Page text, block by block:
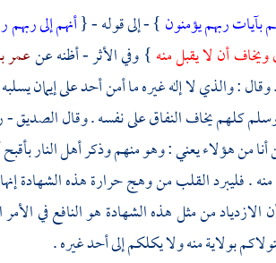
بآيات ربهم يؤمنون} - إلى قوله - {أنهم إلى
أن لا يقبل منه} وفي الأثر - أظنه عنعمر
: والذي لا إله غيره ما أمن أحد على إيمان
كلهم يخاف النفاق على نفسه . وقالالصديق-
من هؤلاء يعني : وهو منهم وذكر أهل النار
. فليبرد القلب من وهج حرارة هذه الشهادة إنها
الازدياد من مثل هذه الشهادة هو النافع في
بولاية منه ولا يكلكم إلى أحد غيره .